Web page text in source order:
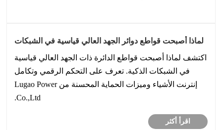
لماذا أصبحت قواطع دوائر الجهد العالي قياسية في الشبكات
اكتشف لماذا أصبحت قواطع الدائرة ذات الجهد العالي قياسية
في الشبكات الذكية. تعرف على التحكم الرقمي وتكامل
إنترنت الأشياء وميزات الحماية المحسنة من Lugao Power
Co.,Ltd.
اقرأ أكثر